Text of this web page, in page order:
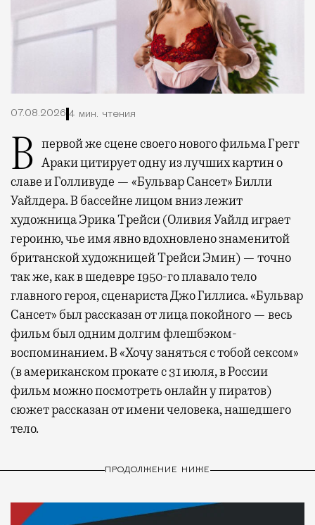
07.08.2026 4 мин. чтения
В первой же сцене своего нового фильма Грегг Араки цитирует одну из лучших картин о
славе и Голливуде — «Бульвар Сансет» Билли
Уайлдера. В бассейне лицом вниз лежит
художница Эрика Трейси (Оливия Уайлд играет
героиню, чье имя явно вдохновлено знаменитой
британской художницей Трейси Эмин) — точно
так же, как в шедевре 1950-го плавало тело
главного героя, сценариста Джо Гиллиса. «Бульвар
Сансет» был рассказан от лица покойного — весь
фильм был одним долгим флешбэком-
воспоминанием. В «Хочу заняться с тобой сексом»
(в американском прокате с 31 июля, в России
фильм можно посмотреть онлайн у пиратов)
сюжет рассказан от имени человека, нашедшего
тело.
ПРОДОЛЖЕНИЕ НИЖЕ